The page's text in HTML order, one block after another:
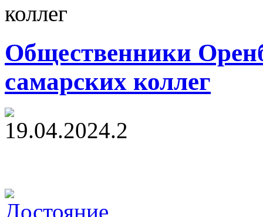
коллег
Общественники
самарских коллег